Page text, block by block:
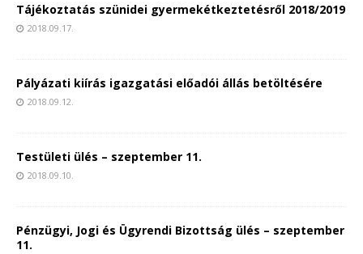
Tájékoztatás szünidei gyermekétkeztetésről 2018/2019
2018.09.17.
Pályázati kiírás igazgatási előadói állás betöltésére
2018.09.12.
Testületi ülés – szeptember 11.
2018.09.10.
Pénzügyi, Jogi és Ügyrendi Bizottság ülés – szeptember
11.